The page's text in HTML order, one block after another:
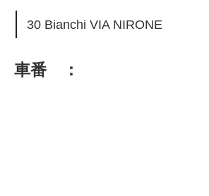
30 Bianchi VIA NIRONE
車番 ：